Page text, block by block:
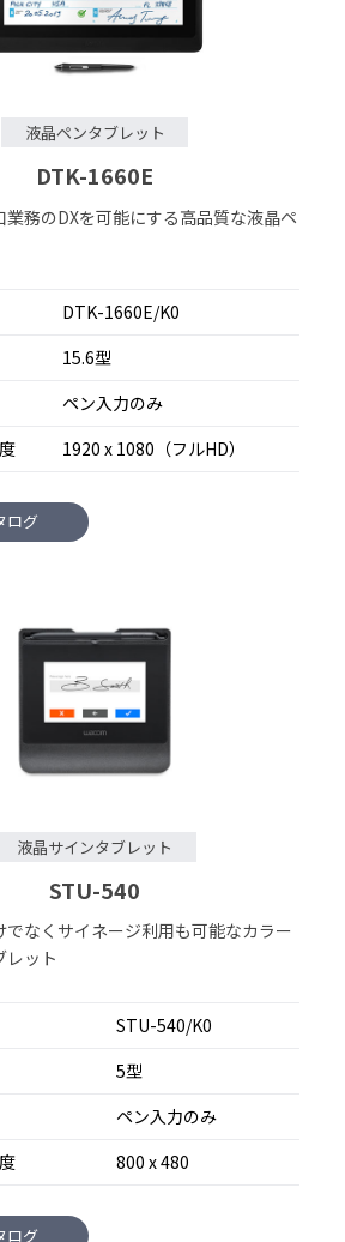
液晶ペンタブレット
DTK-1660E
業務のDXを可能にする高品質な液晶ペ
DTK-1660E/K0
15.6型
ペン入力のみ
1920 x 1080（フルHD）
ログ
液晶サインタブレット
STU-540
でなくサイネージ利用も可能なカラー
レット
STU-540/K0
5型
ペン入力のみ
800 x 480
ログ